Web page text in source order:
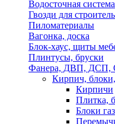
Водосточная система
Гвозди для
Пиломатериалы
Вагонка, доска
Блок-хаус, щиты
Плинтусы, бруски
Фанера, ДВП, ДСП,
Кирпич, блоки,
Кирпичи
Плитка,
Блоки